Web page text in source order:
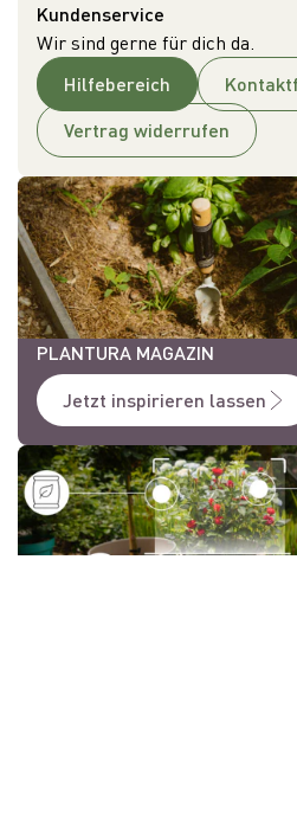
Kundenservice
Wir sind gerne für dich da.
Hilfebereich
Vertrag widerrufen
PLANTURA MAGAZIN
Jetzt inspirieren lassen